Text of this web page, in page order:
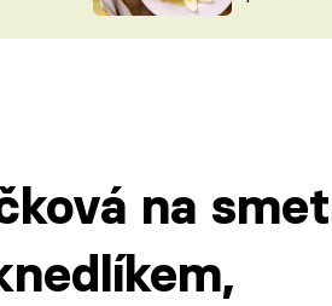
VYCHYTÁVKY
na